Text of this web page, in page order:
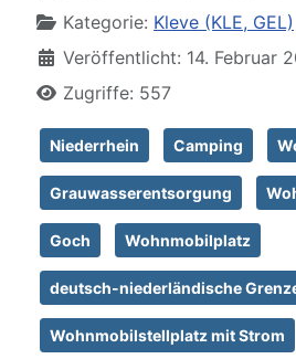
Kategorie: Kleve (KLE, GEL)
Veröffentlicht: 14. Februar
Zugriffe: 557
Niederrhein Camping
Grauwasserentsorgung
Goch Wohnmobilplatz
deutsch-niederländische
Wohnmobilstellplatz mit Strom